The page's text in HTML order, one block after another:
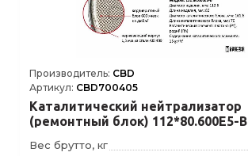
Производитель: CBD
Артикул: CBD700405
Каталитический нейтрализатор
(ремонтный блок) 112*80.600Е5-B
Вес брутто, кг